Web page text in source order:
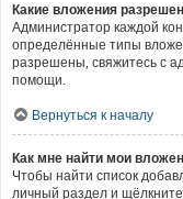
Какие вложения
Администратор каждой
определённые типы
разрешены, свяжитесь с
помощи.
Вернуться к началу
Как мне найти мои
Чтобы найти список
личный раздел и